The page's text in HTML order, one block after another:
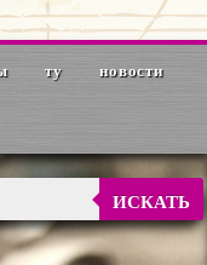
ту новости
ИСКАТЬ